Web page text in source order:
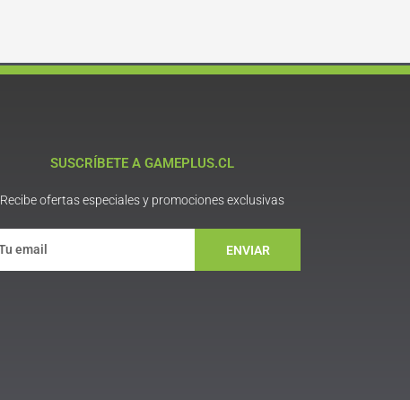
SUSCRÍBETE A GAMEPLUS.CL
Recibe ofertas especiales y promociones exclusivas
ENVIAR